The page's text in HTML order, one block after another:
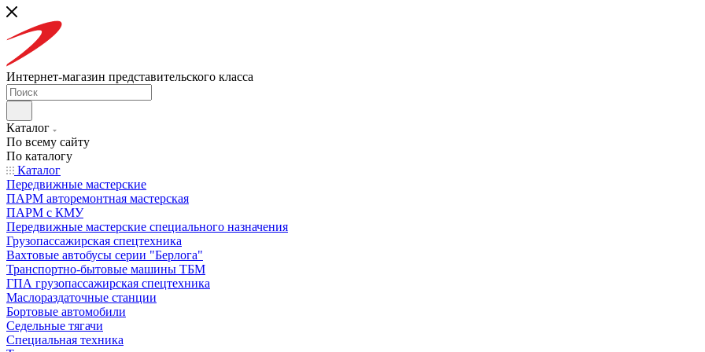
Интернет-магазин представительского класса
Каталог
По всему сайту
По каталогу
Каталог
Передвижные мастерские
ПАРМ авторемонтная мастерская
ПАРМ с КМУ
Передвижные мастерские специального назначения
Грузопассажирская спецтехника
Вахтовые автобусы серии "Берлога"
Транспортно-бытовые машины ТБМ
ГПА грузопассажирская спецтехника
Маслораздаточные станции
Бортовые автомобили
Седельные тягачи
Специальная техника